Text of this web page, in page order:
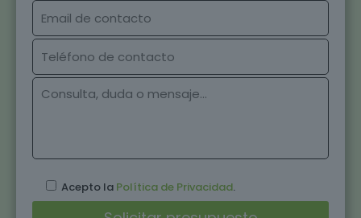
Acepto la Política de Privacidad.